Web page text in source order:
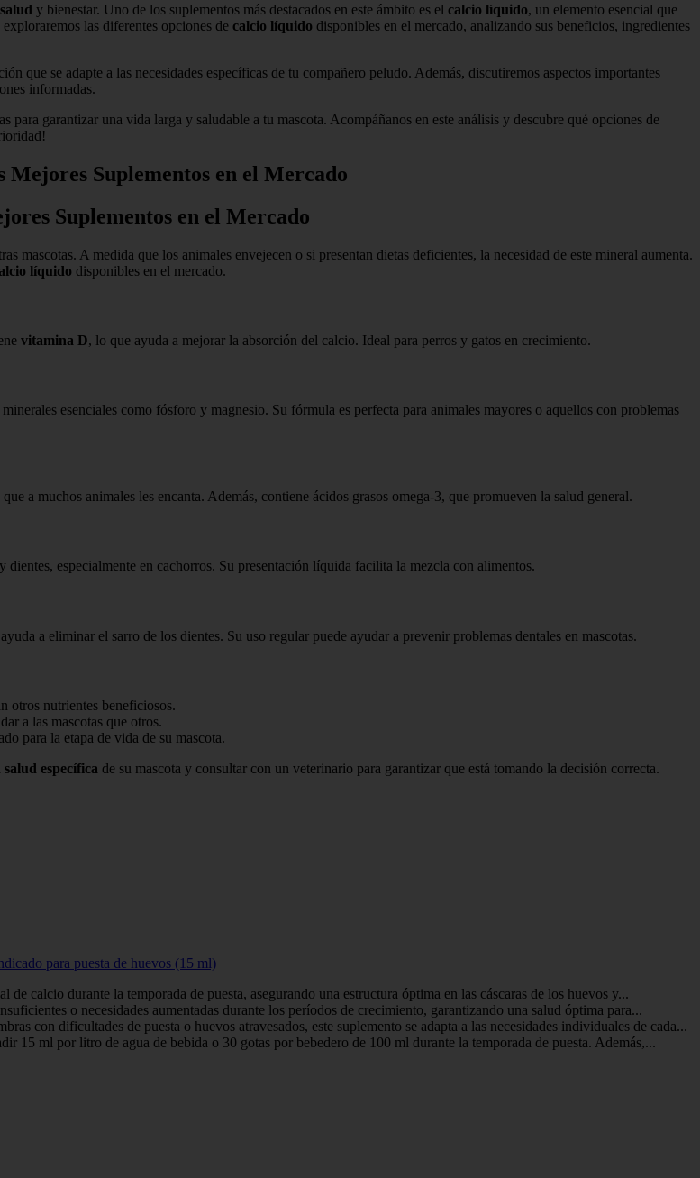
salud y bienestar. Uno de los suplementos más destacados en este ámbito es el calcio líquido, un elemento esencial que
las diferentes opciones de calcio líquido disponibles en el mercado, analizando sus beneficios, ingredientes
que se adapte a las necesidades específicas de tu compañero peludo. Además, discutiremos aspectos importantes
informadas.
para garantizar una vida larga y saludable a tu mascota. Acompáñanos en este análisis y descubre qué opciones de
Suplementos en el Mercado
Suplementos en el Mercado
mascotas. A medida que los animales envejecen o si presentan dietas deficientes, la necesidad de este mineral aumenta.
líquido disponibles en el mercado.
vitamina D, lo que ayuda a mejorar la absorción del calcio. Ideal para perros y gatos en crecimiento.
esenciales como fósforo y magnesio. Su fórmula es perfecta para animales mayores o aquellos con problemas
a muchos animales les encanta. Además, contiene ácidos grasos omega-3, que promueven la salud general.
dientes, especialmente en cachorros. Su presentación líquida facilita la mezcla con alimentos.
a eliminar el sarro de los dientes. Su uso regular puede ayudar a prevenir problemas dentales en mascotas.
otros nutrientes beneficiosos.
a las mascotas que otros.
para la etapa de vida de su mascota.
salud específica de su mascota y consultar con un veterinario para garantizar que está tomando la decisión correcta.
para puesta de huevos (15 ml)
calcio durante la temporada de puesta, asegurando una estructura óptima en las cáscaras de los huevos y...
o necesidades aumentadas durante los períodos de crecimiento, garantizando una salud óptima para...
con dificultades de puesta o huevos atravesados, este suplemento se adapta a las necesidades individuales de cada...
15 ml por litro de agua de bebida o 30 gotas por bebedero de 100 ml durante la temporada de puesta. Además,...